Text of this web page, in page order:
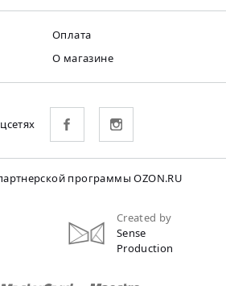
Оплата
О магазине
программы OZON.RU
Created by
Sense
Production